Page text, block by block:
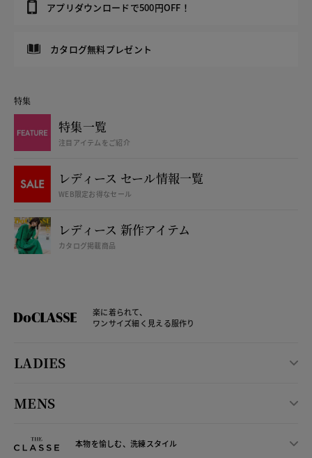
アプリダウンロードで500円OFF！
カタログ無料プレゼント
特集
特集一覧
注目アイテムをご紹介
レディース セール情報一覧
WEB限定お得なセール
レディース 新作アイテム
カタログ掲載商品
楽に着られて、
ワンサイズ細く見える服作り
LADIES
MENS
本物を愉しむ、洗練スタイル